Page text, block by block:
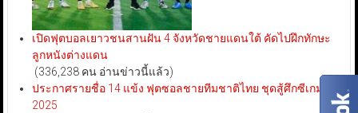
เปิดฟุตบอลเยาวชนสานฝัน 4 จังหวัดชายแดนใต้ คัดไปฝึกทักษะ
ลูกหนังต่างแดน
(336,238 คน อ่านข่าวนี้แล้ว)
ประกาศรายชื่อ 14 แข้ง ฟุตซอลชายทีมชาติไทย ชุดสู้ศึกซีเกมส์
2025